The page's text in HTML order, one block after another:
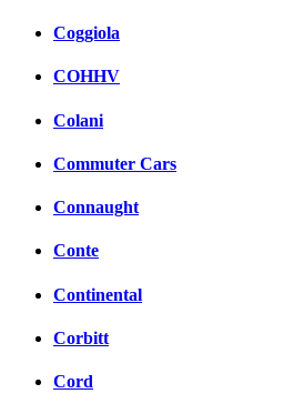
Coggiola
COHHV
Colani
Commuter Cars
Connaught
Conte
Continental
Corbitt
Cord